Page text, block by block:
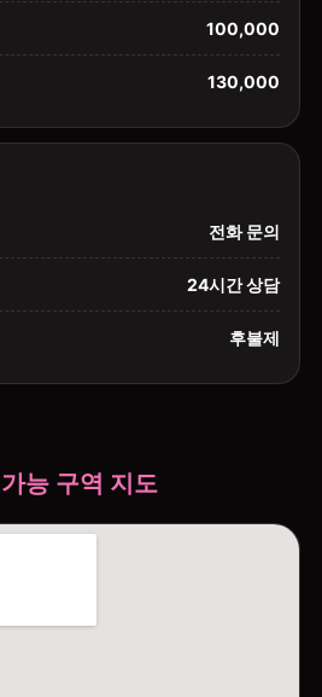
100,000
130,000
전화 문의
24시간 상담
후불제
능 구역 지도